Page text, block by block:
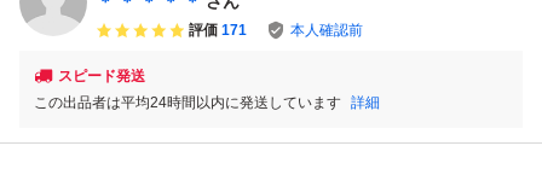
評価 171 本人確認前
スピード発送
この出品者は平均24時間以内に発送しています 詳細